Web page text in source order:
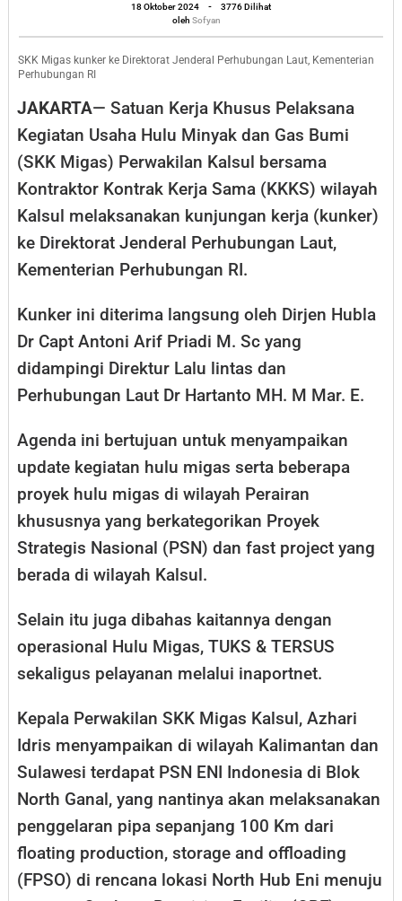
Perhubungan
RI,
Agendanya
18 Oktober 2024
oleh
Sofyan
-
3776 Dilihat
oleh Sofyan
SKK Migas kunker ke Direktorat Jenderal Perhubungan Laut, Kementerian
Perhubungan RI
JAKARTA— Satuan Kerja Khusus Pelaksana
Kegiatan Usaha Hulu Minyak dan Gas Bumi
(SKK Migas) Perwakilan Kalsul bersama
Kontraktor Kontrak Kerja Sama (KKKS) wilayah
Kalsul melaksanakan kunjungan kerja (kunker)
ke Direktorat Jenderal Perhubungan Laut,
Kementerian Perhubungan RI.
Kunker ini diterima langsung oleh Dirjen Hubla
Dr Capt Antoni Arif Priadi M. Sc yang
didampingi Direktur Lalu lintas dan
Perhubungan Laut Dr Hartanto MH. M Mar. E.
Agenda ini bertujuan untuk menyampaikan
update kegiatan hulu migas serta beberapa
proyek hulu migas di wilayah Perairan
khususnya yang berkategorikan Proyek
Strategis Nasional (PSN) dan fast project yang
berada di wilayah Kalsul.
Selain itu juga dibahas kaitannya dengan
operasional Hulu Migas, TUKS & TERSUS
sekaligus pelayanan melalui inaportnet.
Kepala Perwakilan SKK Migas Kalsul, Azhari
Idris menyampaikan di wilayah Kalimantan dan
Sulawesi terdapat PSN ENI Indonesia di Blok
North Ganal, yang nantinya akan melaksanakan
penggelaran pipa sepanjang 100 Km dari
floating production, storage and offloading
(FPSO) di rencana lokasi North Hub Eni menuju